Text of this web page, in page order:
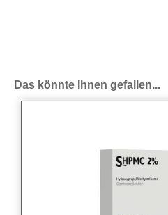
Produktgalerie überspringen
Das könnte Ihnen gefallen...